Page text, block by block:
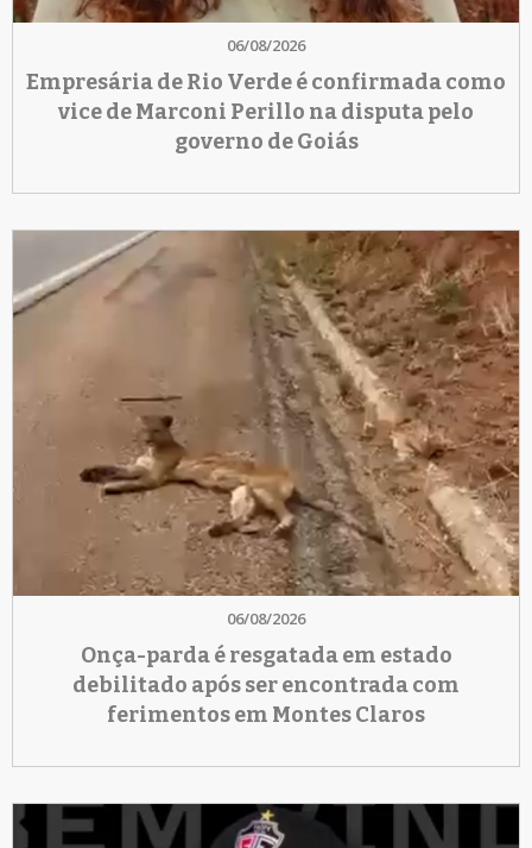
06/08/2026
Empresária de Rio Verde é confirmada como
vice de Marconi Perillo na disputa pelo
governo de Goiás
06/08/2026
Onça-parda é resgatada em estado
debilitado após ser encontrada com
ferimentos em Montes Claros